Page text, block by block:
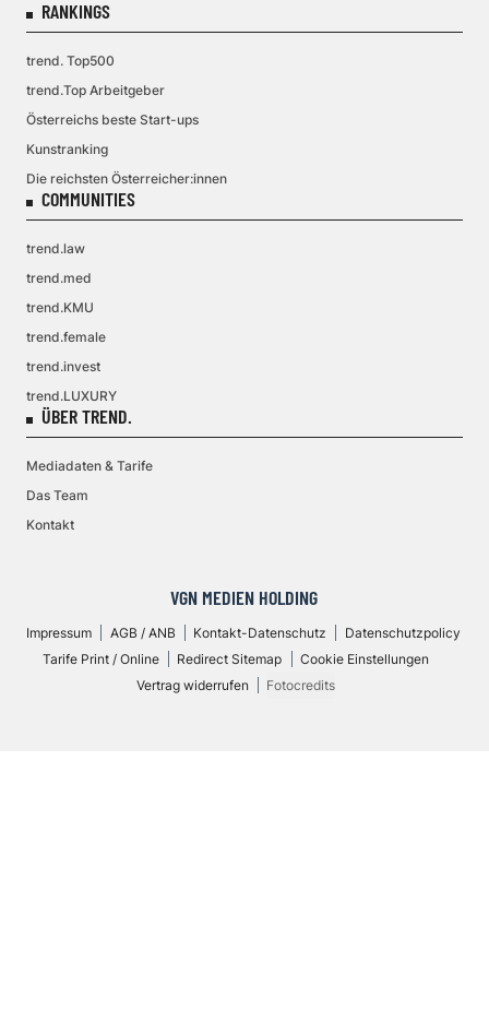
RANKINGS
trend. Top500
trend.Top Arbeitgeber
Österreichs beste Start-ups
Kunstranking
Die reichsten Österreicher:innen
COMMUNITIES
trend.law
trend.med
trend.KMU
trend.female
trend.invest
trend.LUXURY
ÜBER TREND.
Mediadaten & Tarife
Das Team
Kontakt
VGN MEDIEN HOLDING
Impressum AGB / ANB Kontakt-Datenschutz
Datenschutzpolicy
Tarife Print / Online
Redirect Sitemap
Cookie Einstellungen
Vertrag widerrufen
Fotocredits